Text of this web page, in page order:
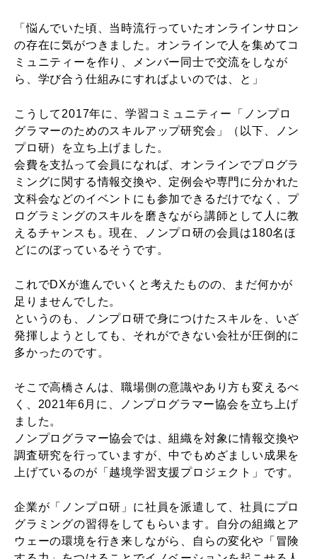
「悩んでいた頃、当時流行っていたオンラインサロン
の存在に気がつきました。オンラインで人を集めてコ
ミュニティーを作り、メンバー同士で交流をしなが
ら、学び合う仕組みにすればよいのでは、と」
こうして2017年に、学習コミュニティー「ノンプロ
グラマーのためのスキルアップ研究会」（以下、ノン
プロ研）を立ち上げました。
会費を支払って会員になれば、オンラインでプログラ
ミングに関する情報交換や、定例会や専門に分かれた
文科会などのイベントにも参加できるだけでなく、プ
ログラミングのスキルを磨きながら講師として人に教
えるチャンスも。現在、ノンプロ研の会員は180名ほ
どにのぼっているそうです。
これでDXが進んでいくと考えたものの、まだ何かが
足りませんでした。
というのも、ノンプロ研で身につけたスキルを、いざ
発揮しようとしても、それができない会社が圧倒的に
多かったのです。
そこで高橋さんは、職場側の意識やあり方も変えるべ
く、2021年6月に、ノンプログラマー協会を立ち上げ
ました。
ノンプログラマー協会では、組織を対象に情報交換や
調査研究を行っていますが、中でもめざましい成果を
上げているのが「越境学習支援プロジェクト」です。
企業が「ノンプロ研」に社員を派遣して、社員にプロ
グラミングの習得をしてもらいます。自分の組織とア
ウェーの環境を行き来しながら、自らの変化や「冒険